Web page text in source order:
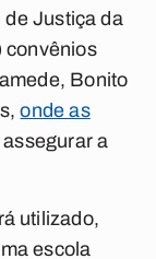
de Justiça da
convênios
Bonito
onde as
a
utilizado,
escola